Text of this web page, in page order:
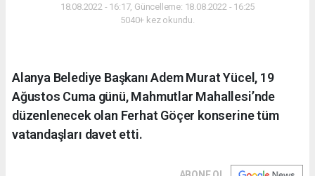
18.08.2022 - 16:17, Güncelleme: 18.08.2022 - 16:25
5040+ kez okundu.
Alanya Belediye Başkanı Adem Murat Yücel, 19
Ağustos Cuma günü, Mahmutlar Mahallesi’nde
düzenlenecek olan Ferhat Göçer konserine tüm
vatandaşları davet etti.